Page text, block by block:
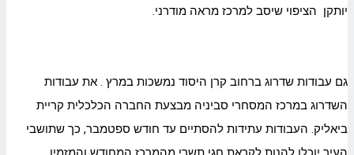
יותקן הציפוי שיסב למרכז מראה מודרני.
גם עבודות שדרוג ברחוב קרן היסוד נמשכות במרץ . את עבודות
השדרוג במרכז המסחרי סביניה מבצעת החברה הכלכלית קריית
ביאליק. העבודות עתידות להסתיים עד חודש ספטמבר, כך שתושבי